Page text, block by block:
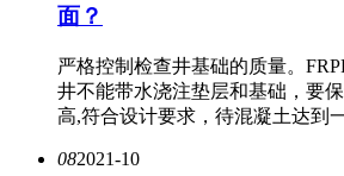
面？
严格控制检查井基础的质量。
井不能带水浇注垫层和基础，要
高,符合设计要求，待混凝土达到
082021-10